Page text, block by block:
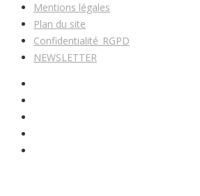
Mentions légales
Plan du site
Confidentialité_RGPD
NEWSLETTER